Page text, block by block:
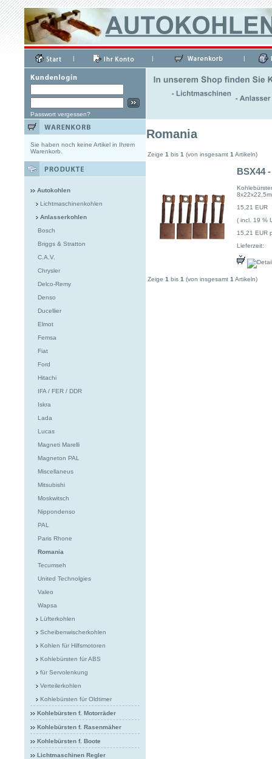
| | |
Passwort vergessen?
Sie haben noch keine Artikel in Ihrem
Warenkorb.
Autokohlen
Lichtmaschinenkohlen
Anlasserkohlen
Bosch
Briggs & Stratton
C.A.V.
Chrysler
Delco-Remy
Denso
Ducellier
Elmot
Femsa
Fiat
Ford
Hitachi
IFA / FER / DDR
Iskra
Lada
Lucas
Magneti Marelli
Magneton PAL
Miscellaneus
Mitsubishi
Moskwitsch
Nippondenso
PAL
Paris Rhone
Romania
Tecumseh
United Technolgies
Valeo
Wapsa
Lüfterkohlen
Scheibenwischerkohlen
Kohlen für Hilfsmotoren
Kohlebürsten für ABS
für Servolenkung
Verteilerkohlen
Kohlebürsten für Oldtimer
Kohlebürsten f. Motorräder
Kohlebürsten f. Rasenmäher
Kohlebürsten f. Boote
Lichtmaschinen Regler
Romania
Zeige 1 bis 1 (von insgesamt 1 Artikeln)
BSX44
15,21 EUR
( incl. 19 %
15,21 EUR
Lieferzeit:
Zeige 1 bis 1 (von insgesamt 1 Artikeln)